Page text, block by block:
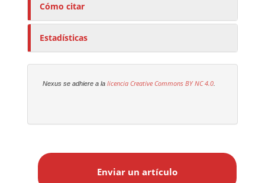
Cómo citar
Estadísticas
Nexus se adhiere a lalicencia Creative CommonsBY NC 4.0.
Enviar un artículo